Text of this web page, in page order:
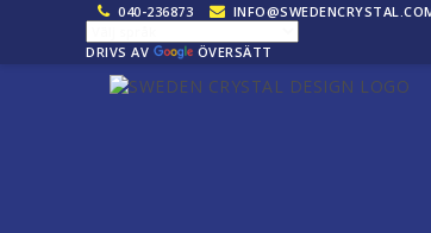
040-236873
DRIVS AV ÖVERSÄTT